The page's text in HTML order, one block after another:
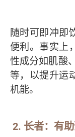
随时可即冲即
便利。事实上
性成分如肌酸
等，以提升运
机能。
2. 长者：有